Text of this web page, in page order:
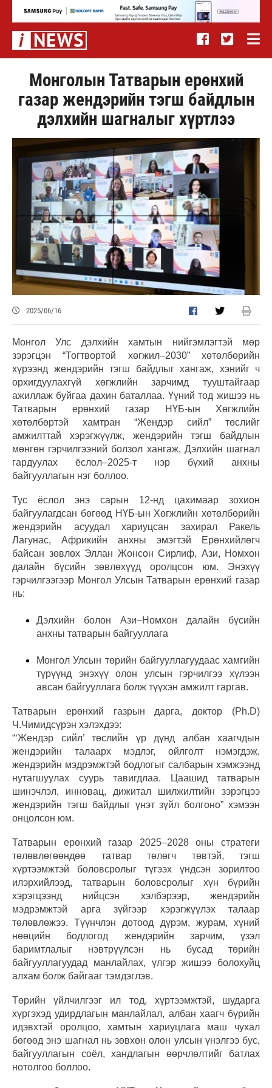
Монголын Татварын ерөнхий
газар жендэрийн тэгш байдлын
дэлхийн шагналыг хүртлээ
2025/06/16
Монгол Улс дэлхийн хамтын нийгэмлэгтэй мөр
зэрэгцэн “Тогтвортой хөгжил–2030” хөтөлбөрийн
хүрээнд жендэрийн тэгш байдлыг хангаж, хэнийг ч
орхигдуулахгүй хөгжлийн зарчимд тууштайгаар
ажиллаж буйгаа дахин баталлаа. Үүний тод жишээ нь
Татварын ерөнхий газар НҮБ-ын Хөгжлийн
хөтөлбөртэй хамтран “Жендэр сийл” төслийг
амжилттай хэрэгжүүлж, жендэрийн тэгш байдлын
мөнгөн гэрчилгээний болзол хангаж, Дэлхийн шагнал
гардуулах ёслол–2025-т нэр бүхий анхны
байгууллагын нэг боллоо.
Тус ёслол энэ сарын 12-нд цахимаар зохион
байгуулагдсан бөгөөд НҮБ-ын Хөгжлийн хөтөлбөрийн
жендэрийн асуудал хариуцсан захирал Ракель
Лагунас, Африкийн анхны эмэгтэй Ерөнхийлөгч
байсан зөвлөх Эллан Жонсон Сирлиф, Ази, Номхон
далайн бүсийн зөвлөхүүд оролцсон юм. Энэхүү
гэрчилгээгээр Монгол Улсын Татварын ерөнхий газар
нь:
Дэлхийн болон Ази–Номхон далайн бүсийн
анхны татварын байгууллага
Монгол Улсын төрийн байгууллагуудаас хамгийн
түрүүнд энэхүү олон улсын гэрчилгээ хүлээн
авсан байгууллага болж түүхэн амжилт гаргав.
Татварын ерөнхий газрын дарга, доктор (Ph.D)
Ч.Чимидсүрэн хэлэхдээ:
“‘Жендэр сийл’ төслийн үр дүнд албан хаагчдын
жендэрийн талаарх мэдлэг, ойлголт нэмэгдэж,
жендэрийн мэдрэмжтэй бодлогыг салбарын хэмжээнд
нутагшуулах суурь тавигдлаа. Цаашид татварын
шинэчлэл, инновац, дижитал шилжилтийн зэрэгцээ
жендэрийн тэгш байдлыг үнэт зүйл болгоно” хэмээн
онцолсон юм.
Татварын ерөнхий газар 2025–2028 оны стратеги
төлөвлөгөөндөө татвар төлөгч төвтэй, тэгш
хүртээмжтэй боловсролыг түгээх үндсэн зорилтоо
илэрхийлээд, татварын боловсролыг хүн бүрийн
хэрэгцээнд нийцсэн хэлбэрээр, жендэрийн
мэдрэмжтэй арга зүйгээр хэрэгжүүлэх талаар
төлөвлөжээ. Түүнчлэн дотоод дүрэм, журам, хүний
нөөцийн бодлогод жендэрийн зарчим, үзэл
баримтлалыг нэвтрүүлсэн нь бусад төрийн
байгууллагуудад манлайлах, үлгэр жишээ болохуйц
алхам болж байгааг тэмдэглэв.
Төрийн үйлчилгээг ил тод, хүртээмжтэй, шударга
хүргэхэд удирдлагын манлайлал, албан хаагч бүрийн
идэвхтэй оролцоо, хамтын хариуцлага маш чухал
бөгөөд энэ шагнал нь зөвхөн олон улсын үнэлгээ бус,
байгууллагын соёл, хандлагын өөрчлөлтийг батлах
нотолгоо боллоо.